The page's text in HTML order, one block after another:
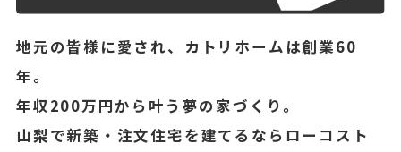
地元の皆様に愛され、カトリホームは創業60
年。
年収200万円から叶う夢の家づくり。
山梨で新築・注文住宅を建てるならローコスト